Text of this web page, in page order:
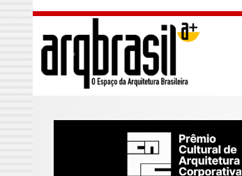
Skip to main content